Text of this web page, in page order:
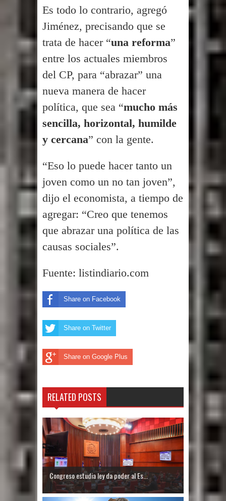
Es todo lo contrario, agregó
Jiménez, precisando que se
trata de hacer “una reforma”
entre los actuales miembros
del CP, para “abrazar” una
nueva manera de hacer
política, que sea “mucho más
sencilla, horizontal, humilde
y cercana” con la gente.
“Eso lo puede hacer tanto un
joven como un no tan joven”,
dijo el economista, a tiempo de
agregar: “Creo que tenemos
que abrazar una política de las
causas sociales”.
Fuente: listindiario.com
Share on Facebook
Share on Twitter
Share on Google Plus
RELATED POSTS
Congreso estudia ley da poder al Es...